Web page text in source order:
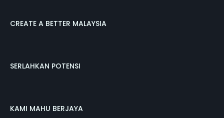
CREATE A BETTER MALAYSIA
SERLAHKAN POTENSI
KAMI MAHU BERJAYA